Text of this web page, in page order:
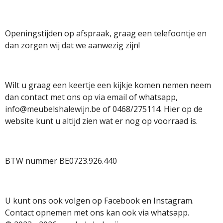
Openingstijden op afspraak, graag een telefoontje en
dan zorgen wij dat we aanwezig zijn!
Wilt u graag een keertje een kijkje komen nemen neem
dan contact met ons op via email of whatsapp,
info@meubelshalewijn.be of 0468/275114. Hier op de
website kunt u altijd zien wat er nog op voorraad is.
BTW nummer BE0723.926.440
U kunt ons ook volgen op Facebook en Instagram.
Contact opnemen met ons kan ook via whatsapp.